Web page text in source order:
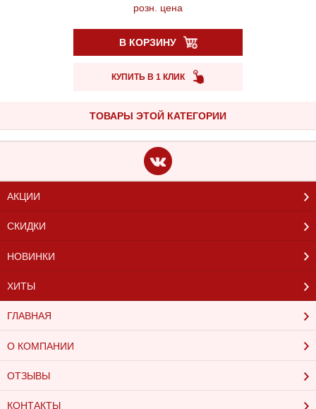
розн. цена
В КОРЗИНУ
КУПИТЬ В 1 КЛИК
ТОВАРЫ ЭТОЙ КАТЕГОРИИ
АКЦИИ
СКИДКИ
НОВИНКИ
ХИТЫ
ГЛАВНАЯ
О КОМПАНИИ
ОТЗЫВЫ
КОНТАКТЫ